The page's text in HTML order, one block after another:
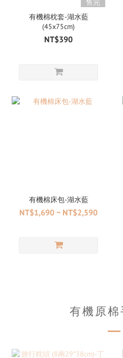
售完
有機棉枕套-湖水藍
(45x75cm)
NT$390
有機棉床包-湖水藍
NT$1,690 ~ NT$2,590
有機原棉